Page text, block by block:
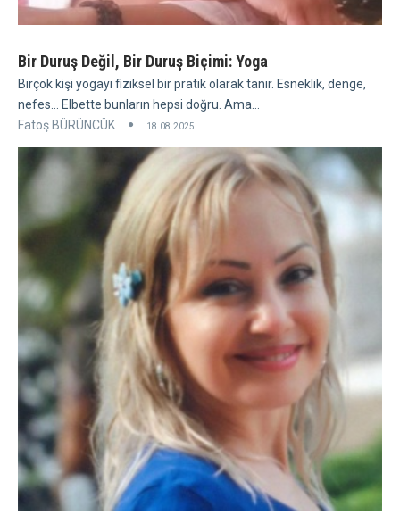
Bir Duruş Değil, Bir Duruş Biçimi: Yoga
Birçok kişi yogayı fiziksel bir pratik olarak tanır. Esneklik, denge,
nefes... Elbette bunların hepsi doğru. Ama...
Fatoş BÜRÜNCÜK
18.08.2025